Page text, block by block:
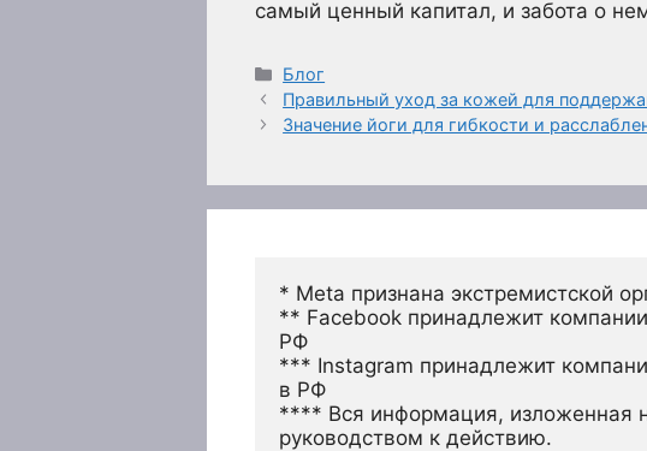
самый ценный капитал, и забота о
Рубрики
Блог
Правильный уход за кожей для
Значение йоги для гибкости и
* Meta признана экстремистской
** Facebook принадлежит
РФ
*** Instagram принадлежит
в РФ
**** Вся информация, изложенная
руководством к действию.